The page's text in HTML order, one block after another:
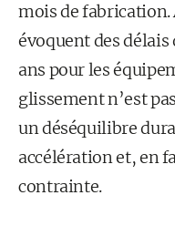
mois de
évoquent des délais
ans pour les
glissement n’est
un déséquilibre
accélération et, en
contrainte.